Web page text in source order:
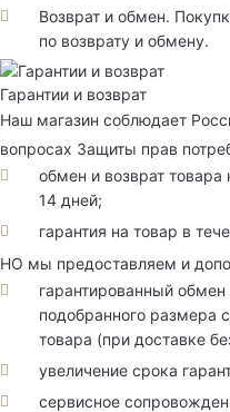
Возврат и обмен.
по возврату и обмену.
Гарантии и возврат
Наш магазин соблюдает
вопросах Защиты прав
обмен и возврат
14 дней;
гарантия на товар в
НО мы предоставляем и
гарантированный
подобранного размера
товара (при доставке
увеличение срока
сервисное